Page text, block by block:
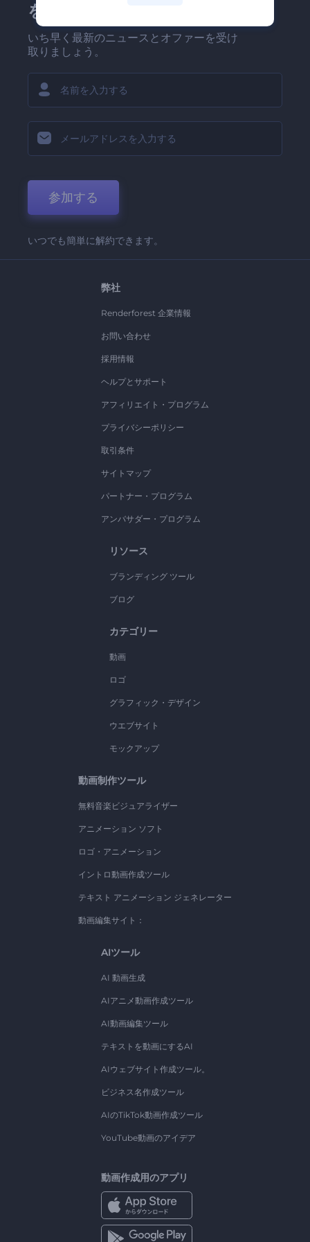
を！
いち早く最新のニュースとオファーを受け
取りましょう。
参加する
いつでも簡単に解約できます。
弊社
Renderforest 企業情報
お問い合わせ
採用情報
ヘルプとサポート
アフィリエイト・プログラム
プライバシーポリシー
取引条件
サイトマップ
パートナー・プログラム
アンバサダー・プログラム
リソース
ブランディング ツール
ブログ
カテゴリー
動画
ロゴ
グラフィック・デザイン
ウエブサイト
モックアップ
動画制作ツール
無料音楽ビジュアライザー
アニメーション ソフト
ロゴ・アニメーション
イントロ動画作成ツール
テキスト アニメーション ジェネレーター
動画編集サイト：
AIツール
AI 動画生成
AIアニメ動画作成ツール
AI動画編集ツール
テキストを動画にするAI
AIウェブサイト作成ツール。
ビジネス名作成ツール
AIのTikTok動画作成ツール
YouTube動画のアイデア
動画作成用のアプリ